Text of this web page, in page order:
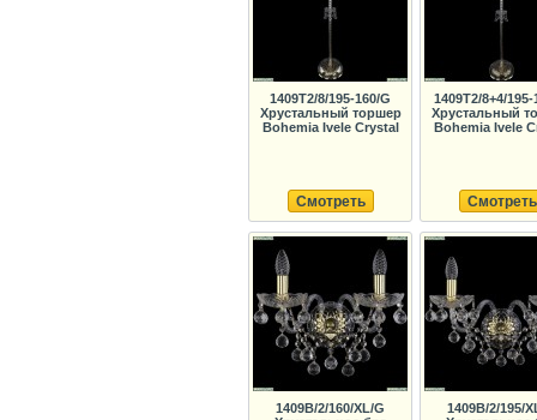
1409T2/8/195-160/G
Хрустальный торшер
Bohemia Ivele Crystal
Смотреть
1409T2/8+4/195-
Хрустальный
Bohemia Ivele
Смотреть
1409B/2/160/XL/G
1409B/2/195/